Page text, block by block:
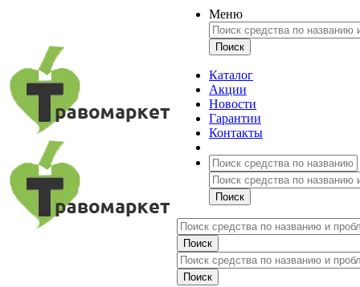
Меню
Каталог
Акции
Новости
Гарантии
Контакты